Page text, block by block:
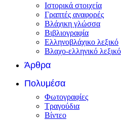
Ιστορικά στοιχεία
Γραπτές αναφορές
Βλάχικη γλώσσα
Βιβλιογραφία
Ελληνοβλάχικο λεξικό
Βλαχο-ελληνικό λεξικό
Άρθρα
Πολυμέσα
Φωτογραφίες
Τραγούδια
Βίντεο